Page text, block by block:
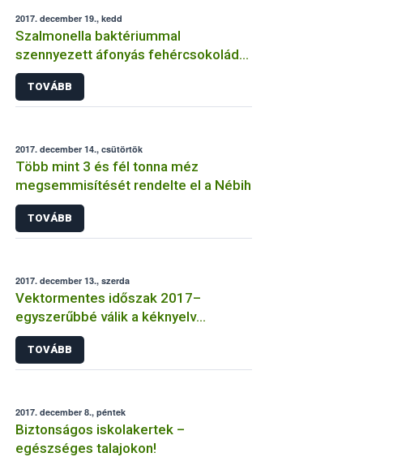
2017. december 19., kedd
Szalmonella baktériummal
szennyezett áfonyás fehércsokoládé
kerülhetett a kereskedelmi
forgalomba
TOVÁBB
2017. december 14., csütörtök
Több mint 3 és fél tonna méz
megsemmisítését rendelte el a Nébih
TOVÁBB
2017. december 13., szerda
Vektormentes időszak 2017–
egyszerűbbé válik a kéknyelv
betegségre fogékony állatok
kiszállítása
TOVÁBB
2017. december 8., péntek
Biztonságos iskolakertek –
egészséges talajokon!